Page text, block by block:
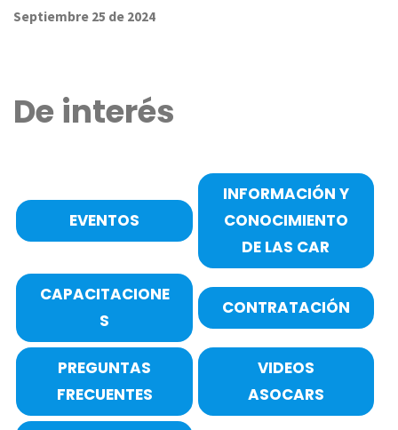
Septiembre 25 de 2024
De interés
EVENTOS
INFORMACIÓN Y
CONOCIMIENTO
DE LAS CAR
CAPACITACIONE
S
CONTRATACIÓN
PREGUNTAS
FRECUENTES
VIDEOS
ASOCARS